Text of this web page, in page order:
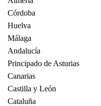
Córdoba
Huelva
Málaga
Andalucía
Principado de Asturias
Canarias
Castilla y León
Cataluña